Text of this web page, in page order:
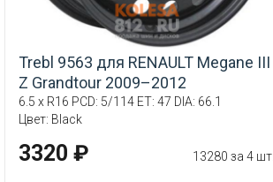
Trebl 9563 для RENAULT Megane III
Z Grandtour 2009–2012
6.5 x R16 PCD: 5/114 ET: 47 DIA: 66.1
Цвет: Black
3320 ₽ 13280 за 4 шт.